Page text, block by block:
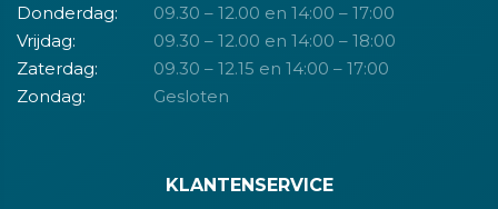
Donderdag:
09.30 – 12.00 en 14:00 – 17:00
Vrijdag:
09.30 – 12.00 en 14:00 – 18:00
Zaterdag:
09.30 – 12.15 en 14:00 – 17:00
Zondag:
Gesloten
KLANTENSERVICE